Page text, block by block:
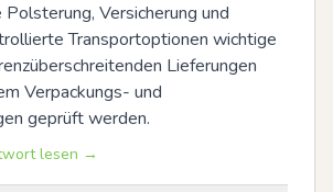
Versicherung und
Transportoptionen wichtige
Lieferungen
Verpackungs- und
geprüft werden.
lesen →